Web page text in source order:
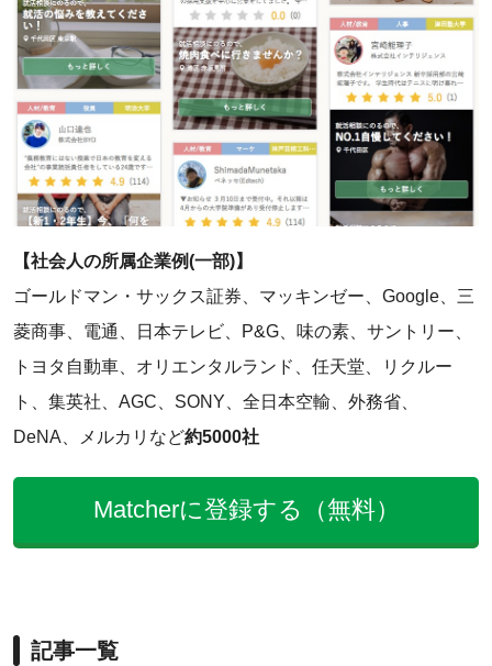
【社会人の所属企業例(一部)】
ゴールドマン・サックス証券、マッキンゼー、Google、三
菱商事、電通、日本テレビ、P&G、味の素、サントリー、
トヨタ自動車、オリエンタルランド、任天堂、リクルー
ト、集英社、AGC、SONY、全日本空輸、外務省、
DeNA、メルカリなど約5000社
Matcherに登録する（無料）
記事一覧